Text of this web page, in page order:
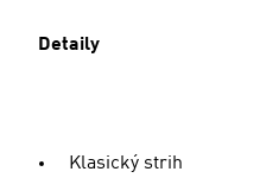
Detaily
Klasický strih